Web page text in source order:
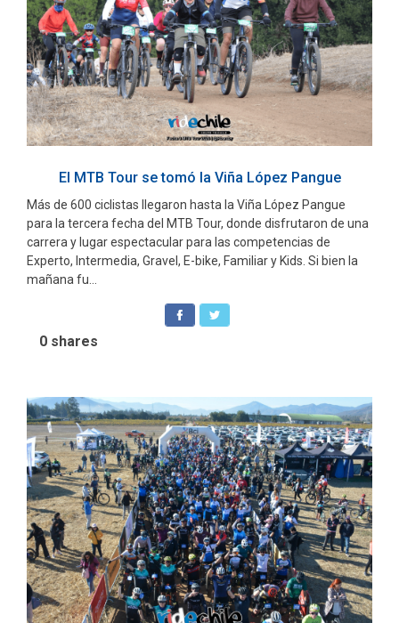
El MTB Tour se tomó la Viña López Pangue
Más de 600 ciclistas llegaron hasta la Viña López Pangue
para la tercera fecha del MTB Tour, donde disfrutaron de una
carrera y lugar espectacular para las competencias de
Experto, Intermedia, Gravel, E-bike, Familiar y Kids. Si bien la
mañana fu...
0 shares